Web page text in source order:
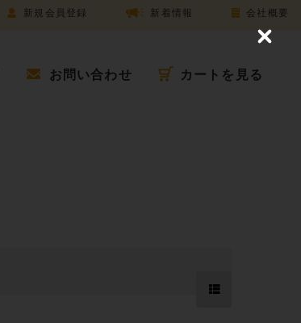
新規会員登録 新着情報 会社概要
お問い合わせ カートを見る
C